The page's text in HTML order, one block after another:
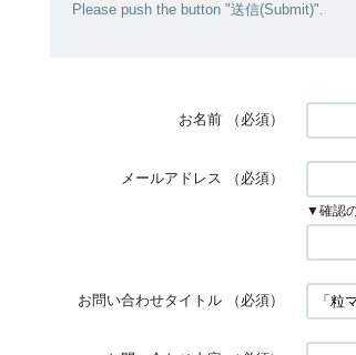
Please push the button "送信(Submit)".
お名前 （必須）
メールアドレス （必須）
▼確認
お問い合わせタイトル （必須）